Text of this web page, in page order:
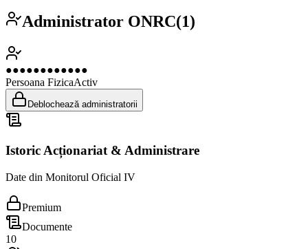
Administrator ONRC(1)
●●●●●●●●●●●●
Persoana FizicaActiv
Deblochează administratorii
Istoric Acționariat & Administrare
Date din Monitorul Oficial IV
Premium
Documente
10